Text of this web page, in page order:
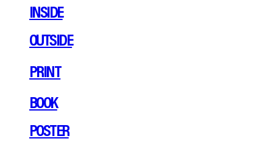
INSIDE
OUTSIDE
PRINT
BOOK
POSTER